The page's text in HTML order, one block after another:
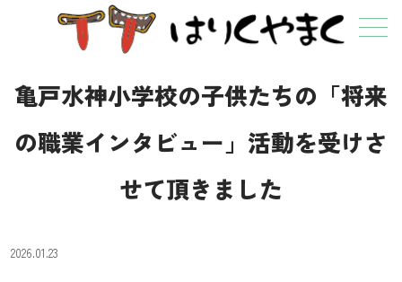
メニュー
亀戸水神小学校の子供たちの「将来
の職業インタビュー」活動を受けさ
せて頂きました
2026.01.23